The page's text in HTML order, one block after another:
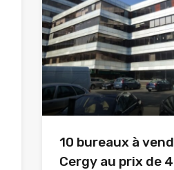
10 bureaux à
Cergy au prix de